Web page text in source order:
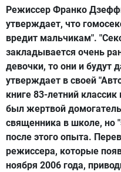
Режиссер Франко
утверждает, что
вредит мальчикам".
закладывается очень
девочки, то они и будут
утверждает в своей
книге 83-летний
был жертвой
священника в школе, но
после этого опыта.
режиссера, которые
ноября 2006 года,